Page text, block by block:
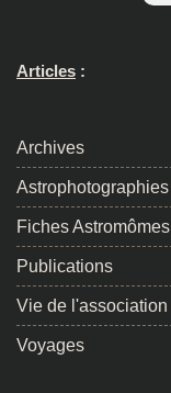
Articles :
Archives
Astrophotographies
Fiches Astromômes
Publications
Vie de l'association
Voyages